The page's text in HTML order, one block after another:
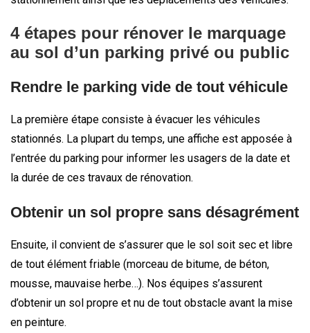
4 étapes pour rénover le marquage
au sol d’un parking privé ou public
Rendre le parking vide de tout véhicule
La première étape consiste à évacuer les véhicules
stationnés. La plupart du temps, une affiche est apposée à
l’entrée du parking pour informer les usagers de la date et
la durée de ces travaux de rénovation.
Obtenir un sol propre sans désagrément
Ensuite, il convient de s’assurer que le sol soit sec et libre
de tout élément friable (morceau de bitume, de béton,
mousse, mauvaise herbe…). Nos équipes s’assurent
d’obtenir un sol propre et nu de tout obstacle avant la mise
en peinture.